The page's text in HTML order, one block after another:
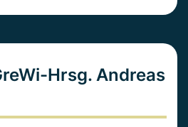
Hrsg. Andreas